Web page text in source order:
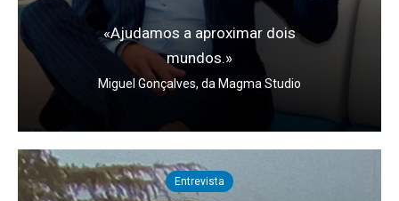
«Ajudamos a aproximar dois
mundos.»
Miguel Gonçalves, da Magma Studio
Entrevista